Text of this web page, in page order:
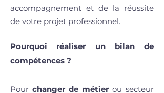
accompagnement et de la réussite
de votre projet professionnel.
Pourquoi réaliser un bilan de
compétences ?
Pour changer de métier ou secteur